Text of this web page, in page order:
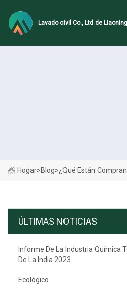
Lavado civil Co., Ltd de Liaoning
Hogar>Blog>¿Qué Están
ÚLTIMAS NOTICIAS
Informe De La Industria Química
De La India 2023
Ecológico